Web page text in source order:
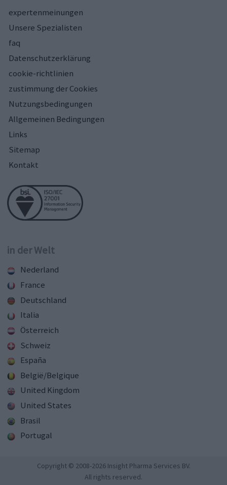
expertenmeinungen
Unsere Spezialisten
faq
Datenschutzerklärung
cookie-richtlinien
zustimmung der Cookies
Nutzungsbedingungen
Allgemeinen Bedingungen
Links
Sitemap
Kontakt
in der Welt
Nederland
France
Deutschland
Italia
Österreich
Schweiz
España
België/Belgique
United Kingdom
United States
Brasil
Portugal
Copyright © 2008-2026 Insight Pharma Services BV.
All rights reserved.